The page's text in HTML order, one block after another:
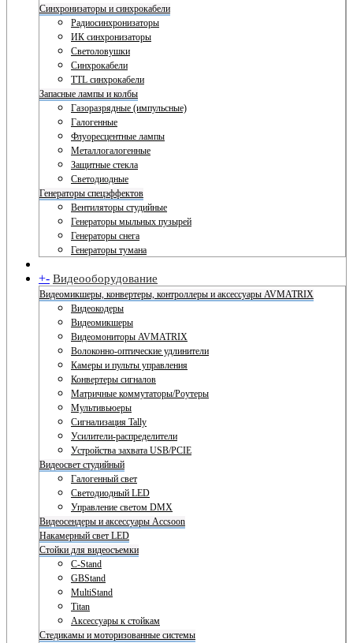
Синхронизаторы и синхрокабели
Радиосинхронизаторы
ИК синхронизаторы
Светоловушки
Синхрокабели
TTL синхрокабели
Запасные лампы и колбы
Газоразрядные (импульсные)
Галогенные
Флуоресцентные лампы
Металлогалогенные
Защитные стекла
Светодиодные
Генераторы спецэффектов
Вентиляторы студийные
Генераторы мыльных пузырей
Генераторы снега
Генераторы тумана
+- Видеооборудование
Видеомикшеры, конвертеры, контроллеры и аксессуары AVMATRIX
Видеокодеры
Видеомикшеры
Видеомониторы AVMATRIX
Волоконно-оптические удлинители
Камеры и пульты управления
Конвертеры сигналов
Матричные коммутаторы/Роутеры
Мультивьюеры
Сигнализация Tally
Усилители-распределители
Устройства захвата USB/PCIE
Видеосвет студийный
Галогенный свет
Светодиодный LED
Управление светом DMX
Видеосендеры и аксессуары Accsoon
Накамерный свет LED
Стойки для видеосъемки
C-Stand
GBStand
MultiStand
Titan
Аксессуары к стойкам
Стедикамы и моторизованные системы